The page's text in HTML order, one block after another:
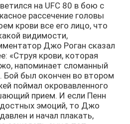
на UFC 80 в бою с
рассечение головы
крови все его лицо, что
видимости,
Джо Роган сказал
«Струя крови, которая
напоминает сломанный
Бой был окончен во втором
поймал окровавленного
прием. И если Пенн
эмоций, то Джо
и начал плакать,